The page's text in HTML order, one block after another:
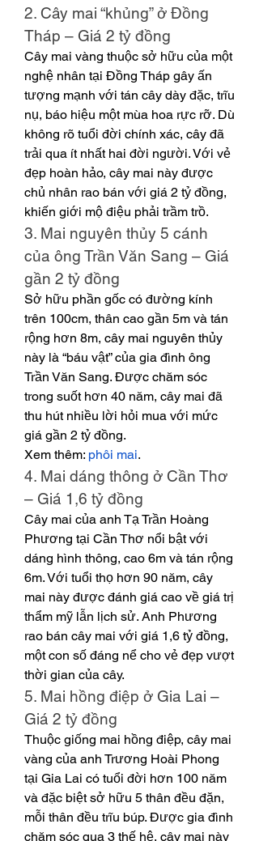
2. Cây mai “khủng” ở Đồng
Tháp – Giá 2 tỷ đồng
Cây mai vàng thuộc sở hữu của một
nghệ nhân tại Đồng Tháp gây ấn
tượng mạnh với tán cây dày đặc, trĩu
nụ, báo hiệu một mùa hoa rực rỡ. Dù
không rõ tuổi đời chính xác, cây đã
trải qua ít nhất hai đời người. Với vẻ
đẹp hoàn hảo, cây mai này được
chủ nhân rao bán với giá 2 tỷ đồng,
khiến giới mộ điệu phải trầm trồ.
3. Mai nguyên thủy 5 cánh
của ông Trần Văn Sang – Giá
gần 2 tỷ đồng
Sở hữu phần gốc có đường kính
trên 100cm, thân cao gần 5m và tán
rộng hơn 8m, cây mai nguyên thủy
này là “báu vật” của gia đình ông
Trần Văn Sang. Được chăm sóc
trong suốt hơn 40 năm, cây mai đã
thu hút nhiều lời hỏi mua với mức
giá gần 2 tỷ đồng.
Xem thêm: phôi mai.
4. Mai dáng thông ở Cần Thơ
– Giá 1,6 tỷ đồng
Cây mai của anh Tạ Trần Hoàng
Phương tại Cần Thơ nổi bật với
dáng hình thông, cao 6m và tán rộng
6m. Với tuổi thọ hơn 90 năm, cây
mai này được đánh giá cao về giá trị
thẩm mỹ lẫn lịch sử. Anh Phương
rao bán cây mai với giá 1,6 tỷ đồng,
một con số đáng nể cho vẻ đẹp vượt
thời gian của cây.
5. Mai hồng điệp ở Gia Lai –
Giá 2 tỷ đồng
Thuộc giống mai hồng điệp, cây mai
vàng của anh Trương Hoài Phong
tại Gia Lai có tuổi đời hơn 100 năm
và đặc biệt sở hữu 5 thân đều đặn,
mỗi thân đều trĩu búp. Được gia đình
chăm sóc qua 3 thế hệ, cây mai này